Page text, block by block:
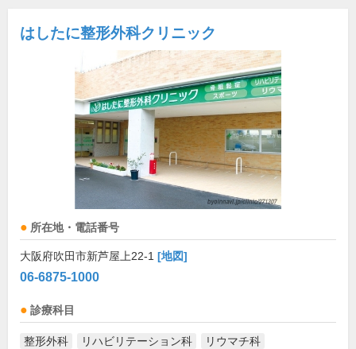
はしたに整形外科クリニック
所在地・電話番号
大阪府吹田市新芦屋上22-1 [地図]
06-6875-1000
診療科目
整形外科 リハビリテーション科 リウマチ科